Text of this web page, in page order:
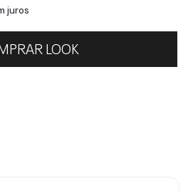
juros
LOOK